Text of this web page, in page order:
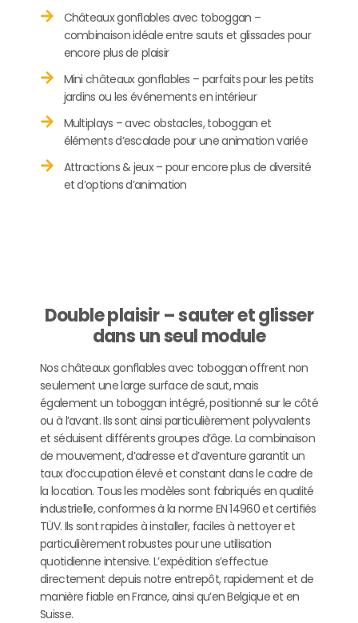
Châteaux gonflables avec toboggan –
combinaison idéale entre sauts et glissades pour
encore plus de plaisir
Mini châteaux gonflables – parfaits pour les petits
jardins ou les événements en intérieur
Multiplays – avec obstacles, toboggan et
éléments d’escalade pour une animation variée
Attractions & jeux – pour encore plus de diversité
et d’options d’animation
Double plaisir – sauter et glisser
dans un seul module
Nos châteaux gonflables avec toboggan offrent non
seulement une large surface de saut, mais
également un toboggan intégré, positionné sur le côté
ou à l’avant. Ils sont ainsi particulièrement polyvalents
et séduisent différents groupes d’âge. La combinaison
de mouvement, d’adresse et d’aventure garantit un
taux d’occupation élevé et constant dans le cadre de
la location. Tous les modèles sont fabriqués en qualité
industrielle, conformes à la norme EN 14960 et certifiés
TÜV. Ils sont rapides à installer, faciles à nettoyer et
particulièrement robustes pour une utilisation
quotidienne intensive. L’expédition s’effectue
directement depuis notre entrepôt, rapidement et de
manière fiable en France, ainsi qu’en Belgique et en
Suisse.